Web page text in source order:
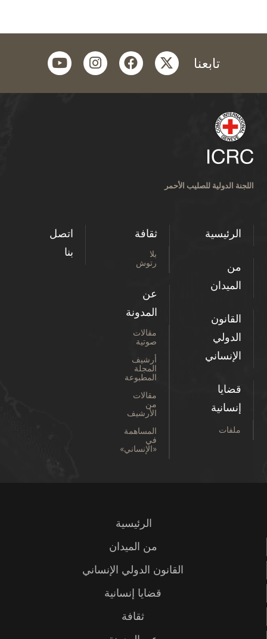
تابعنا twitter
facebook
instagram
youtube
اللجنة الدولية للصليب الأحمر
الرئيسية
من
الميدان
القانون
الدولي
الإنساني
قضايا
إنسانية
ملفات
ثقافة
بلا
رتوش
عن
المدونة
مقالات
صوتية
أرشيف
المجلة
المطبوعة
مقالات
من
الأرشيف
المساهمة
في
«الإنساني»
اتصل
بنا
الرئيسية
من الميدان
القانون الدولي الإنساني
قضايا إنسانية
ثقافة